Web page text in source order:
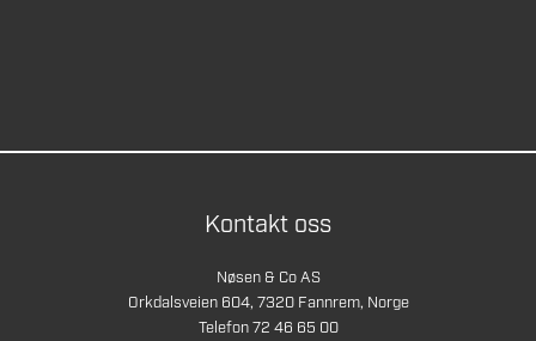
Kontakt oss
Nøsen & Co AS
Orkdalsveien 604, 7320 Fannrem, Norge
Telefon 72 46 65 00